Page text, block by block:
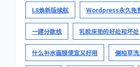
L8焕新版续航 Wordpress永久免
一建分数线 乳胶床垫的好处和坏处
什么补水面膜便宜又好用 侧柏草